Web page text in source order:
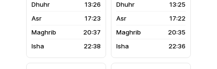
13:26
17:23
20:37
22:38
13:25
17:22
20:35
22:36